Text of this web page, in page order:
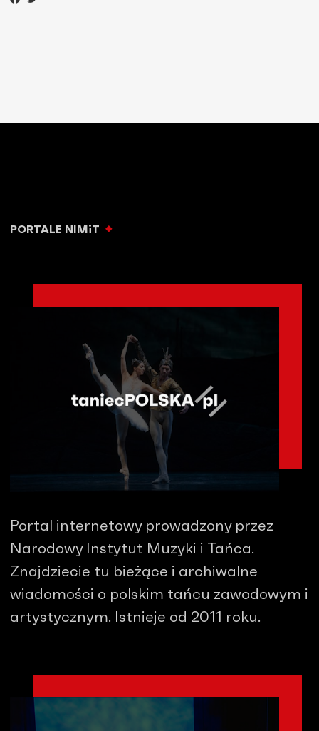
PORTALE NIMiT
Portal internetowy prowadzony przez
Narodowy Instytut Muzyki i Tańca.
Znajdziecie tu bieżące i archiwalne
wiadomości o polskim tańcu zawodowym i
artystycznym. Istnieje od 2011 roku.